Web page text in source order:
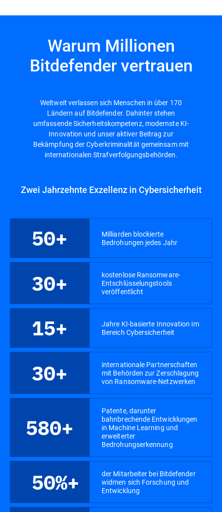
Warum Millionen
Bitdefender vertrauen
Weltweit verlassen sich Menschen in über 170
Ländern auf Bitdefender. Dahinter stehen
umfassende Sicherheitskompetenz, modernste KI-
Innovation und unser aktiver Beitrag zur
Bekämpfung der Cyberkriminalität gemeinsam mit
internationalen Strafverfolgungsbehörden.
Zwei Jahrzehnte Exzellenz in Cybersicherheit
50+
Milliarden blockierte
Bedrohungen jedes Jahr
30+
kostenlose Ransomware-
Entschlüsselungstools
veröffentlicht
15+
Jahre KI-basierte Innovation im
Bereich Cybersicherheit
30+
internationale Partnerschaften
mit Behörden zur Zerschlagung
von Ransomware-Netzwerken
580+
Patente, darunter
bahnbrechende Entwicklungen
in Machine Learning und
erweiterter
Bedrohungserkennung
50%+
der Mitarbeiter bei Bitdefender
widmen sich Forschung und
Entwicklung